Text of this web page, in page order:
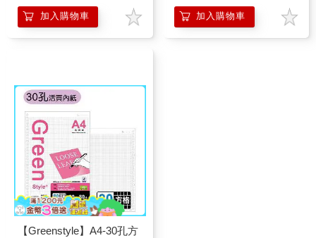
加入購物車 加入購物車
【Greenstyle】A4-30孔方